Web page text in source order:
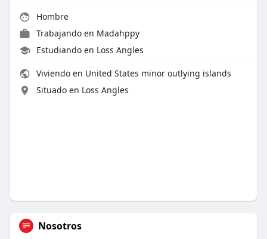
Hombre
Trabajando en Madahppy
Estudiando en Loss Angles
Viviendo en United States minor outlying islands
Situado en Loss Angles
Nosotros